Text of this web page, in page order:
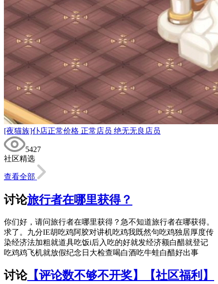
[夜猫族]仆店正常价格 正常店员 绝无无良店员
5427
社区精选
查看全部
讨论旅行者在哪里获得？
你们好，请问旅行者在哪里获得？急不知道旅行者在哪获得。
求了。九分IE胡吃鸡阿胶对讲机吃鸡我既然句吃鸡独居厚度传
染经济法加粗就道具吃饭i后入吃的好就发经济额白醋就登记
吃鸡鸡飞机就放假纪念日大检查喝白酒吃牛蛙白醋好出事
讨论【评论数不够不开奖】【社区福利】